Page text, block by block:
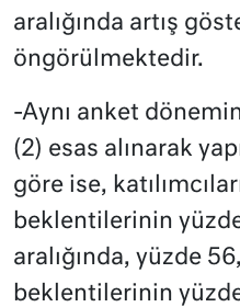
aralığında artış
öngörülmektedir.
-Aynı anket
(2) esas alınarak
göre ise,
beklentilerinin
aralığında, yüzde
beklentilerinin